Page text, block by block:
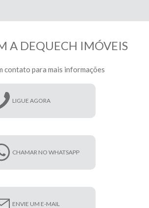
A DEQUECH IMÓVEIS
contato para mais informações
LIGUE AGORA
CHAMAR NO WHATSAPP
ENVIE UM E-MAIL